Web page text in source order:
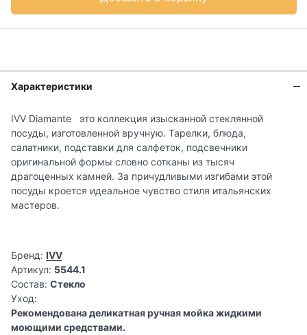
Характеристики
IVV Diamante это коллекция изысканной стеклянной
посуды, изготовленной вручную. Тарелки, блюда,
салатники, подставки для салфеток, подсвечники
оригинальной формы словно сотканы из тысяч
драгоценных камней. За причудливыми изгибами этой
посуды кроется идеальное чувство стиля итальянских
мастеров.
Бренд: IVV
Артикул: 5544.1
Состав: Стекло
Уход:
Рекомендована деликатная ручная мойка жидкими
моющими средствами.